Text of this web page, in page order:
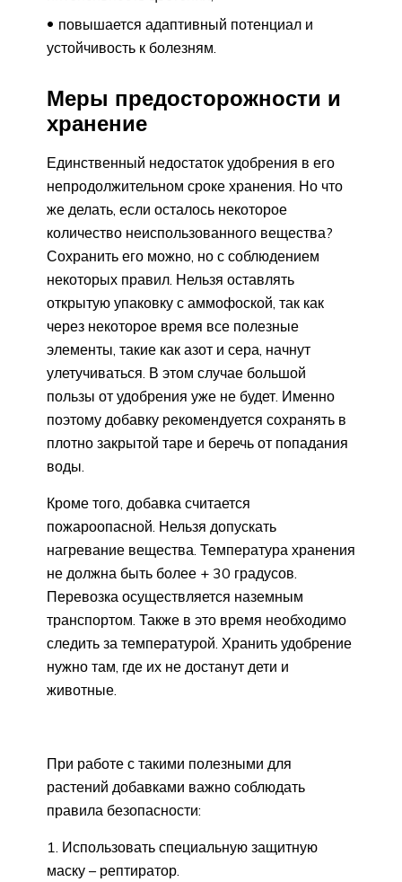
повышается адаптивный потенциал и
устойчивость к болезням.
Меры предосторожности и
хранение
Единственный недостаток удобрения в его
непродолжительном сроке хранения. Но что
же делать, если осталось некоторое
количество неиспользованного вещества?
Сохранить его можно, но с соблюдением
некоторых правил. Нельзя оставлять
открытую упаковку с аммофоской, так как
через некоторое время все полезные
элементы, такие как азот и сера, начнут
улетучиваться. В этом случае большой
пользы от удобрения уже не будет. Именно
поэтому добавку рекомендуется сохранять в
плотно закрытой таре и беречь от попадания
воды.
Кроме того, добавка считается
пожароопасной. Нельзя допускать
нагревание вещества. Температура хранения
не должна быть более + 30 градусов.
Перевозка осуществляется наземным
транспортом. Также в это время необходимо
следить за температурой. Хранить удобрение
нужно там, где их не достанут дети и
животные.
При работе с такими полезными для
растений добавками важно соблюдать
правила безопасности:
Использовать специальную защитную
маску – рептиратор.